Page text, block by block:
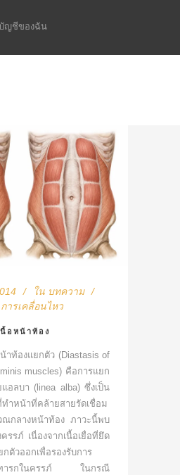
ญชีของฉัน
ใน บทความ
ารเคลื่อนไหว
อหน้าท้อง
าท้องแยกตัว (Diastasis of
muscles) คือการแยก
แอลบา (linea alba) ซึ่งเป็น
ทำหน้าที่คล้ายสายรัดเชื่อม
ณกลางหน้าท้อง ภาวะนี้พบ
รรภ์ เนื่องจากเนื้อเยื่อที่ยึด
กตัวออกเพื่อรองรับการ
งทารกในครรภ์ ในกรณี